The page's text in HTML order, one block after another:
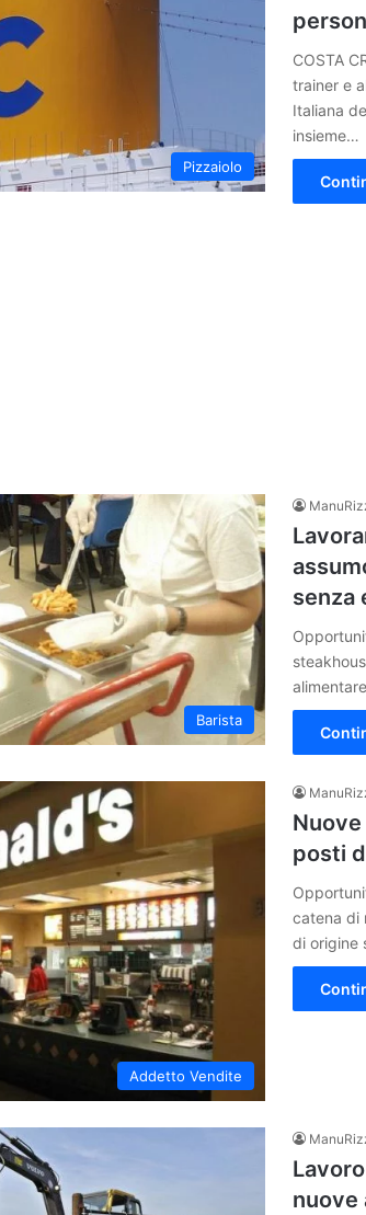
Pizzaiolo
COSTA
trainer e
Italiana
insieme…
Barista
senza
Addetto Vendite
posti
catena di
di origine
nuove